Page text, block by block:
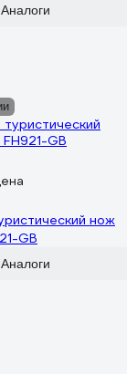
Аналоги
нож
GB
Аналоги